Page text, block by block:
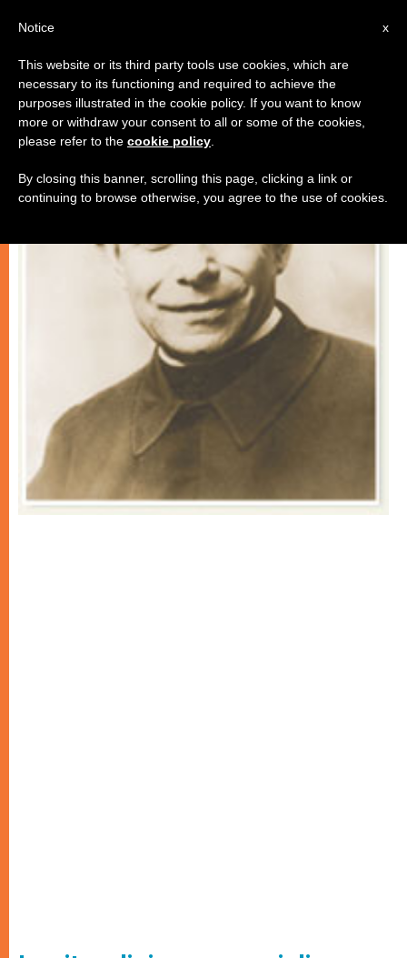
CHIESE LOCALI
x
Notice
This website or its third party tools use cookies, which are
necessary to its functioning and required to achieve the
purposes illustrated in the cookie policy. If you want to know
more or withdraw your consent to all or some of the cookies,
please refer to the cookie policy
By closing this banner, scrolling this page, clicking a link or
continuing to browse otherwise, you agree to the use of cookies.